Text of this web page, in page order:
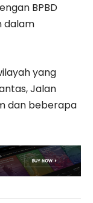
BPBD
dalam
yang
Jalan
dan beberapa